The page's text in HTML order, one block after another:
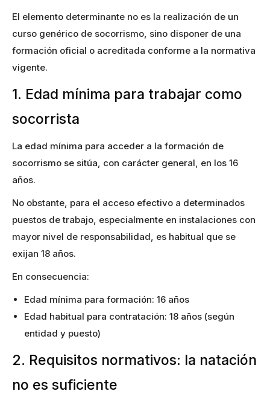
El elemento determinante no es la realización de un
curso genérico de socorrismo, sino disponer de una
formación oficial o acreditada conforme a la normativa
vigente.
1. Edad mínima para trabajar como
socorrista
La edad mínima para acceder a la formación de
socorrismo se sitúa, con carácter general, en los 16
años.
No obstante, para el acceso efectivo a determinados
puestos de trabajo, especialmente en instalaciones con
mayor nivel de responsabilidad, es habitual que se
exijan 18 años.
En consecuencia:
Edad mínima para formación: 16 años
Edad habitual para contratación: 18 años (según
entidad y puesto)
2. Requisitos normativos: la natación
no es suficiente